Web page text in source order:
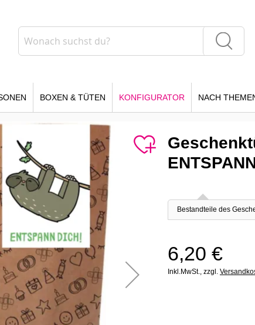
BOXEN & TÜTEN KONFIGURATOR NACH
Bestandteile des
6,20 €
Inkl.MwSt., zzgl.